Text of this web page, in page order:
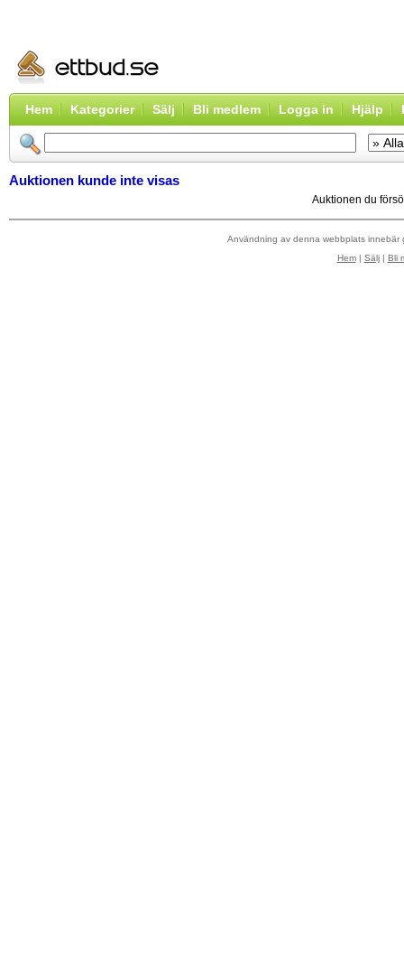
Hem Kategorier Sälj Bli medlem Logga in Hjälp
Auktionen kunde inte visas
Auktionen du
Användning av denna webbplats
Hem| Sälj| Bli